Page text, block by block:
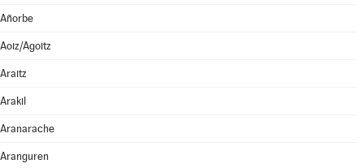
Añorbe
Aoiz/Agoitz
Araitz
Arakil
Aranarache
Aranguren